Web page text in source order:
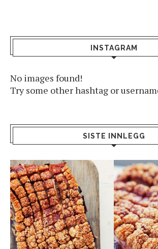
INSTAGRAM
No images found!
Try some other hashtag or
SISTE INNLEGG